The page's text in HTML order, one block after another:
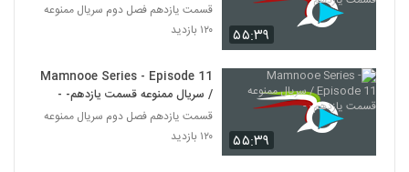
۵۵:۳۹
قسمت یازدهم فصل دوم سریال ممنوعه
۱۲۰ بازدید
۵۵:۳۹
Mamnooe Series - Episode 11
/ سریال ممنوعه قسمت یازدهم- -
قسمت یازدهم فصل دوم سریال ممنوعه
۱۲۰ بازدید